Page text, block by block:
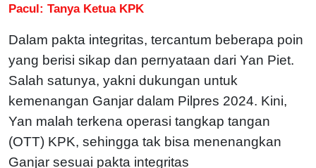
Pacul: Tanya Ketua KPK
Dalam pakta integritas, tercantum beberapa poin
yang berisi sikap dan pernyataan dari Yan Piet.
Salah satunya, yakni dukungan untuk
kemenangan Ganjar dalam Pilpres 2024. Kini,
Yan malah terkena operasi tangkap tangan
(OTT) KPK, sehingga tak bisa menenangkan
Ganjar sesuai pakta integritas